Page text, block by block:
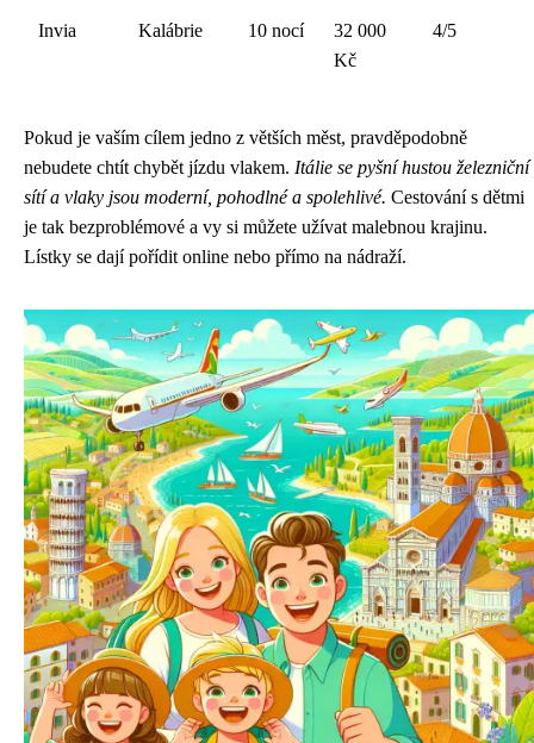
Invia Kalábrie 10 nocí
32 000
Kč
4/5
Pokud je vaším cílem jedno z větších měst, pravděpodobně
nebudete chtít chybět jízdu vlakem. Itálie se pyšní hustou železniční
sítí a vlaky jsou moderní, pohodlné a spolehlivé. Cestování s dětmi
je tak bezproblémové a vy si můžete užívat malebnou krajinu.
Lístky se dají pořídit online nebo přímo na nádraží.